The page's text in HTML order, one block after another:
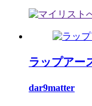
ラップアー
dar9matter